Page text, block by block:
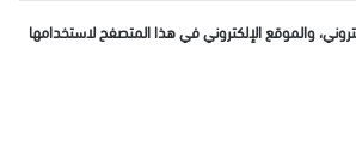
والموقع الإلكتروني في هذا المتصفح لاستخدامها